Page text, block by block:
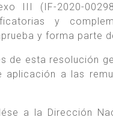
III (IF-2020-
y
y forma parte
de esta resolución
aplicación a las
a la Dirección